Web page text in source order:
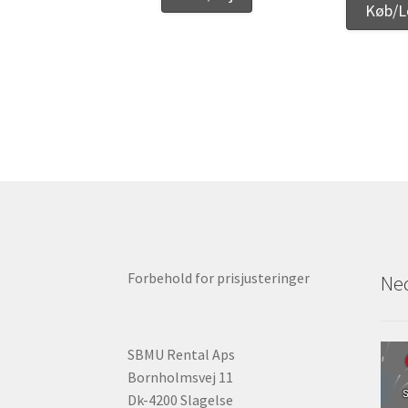
Køb/
Forbehold for prisjusteringer
SBMU Rental Aps
Bornholmsvej 11
Dk-4200 Slagelse